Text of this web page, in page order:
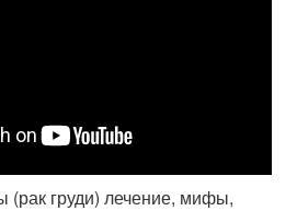
(рак груди) лечение, мифы,